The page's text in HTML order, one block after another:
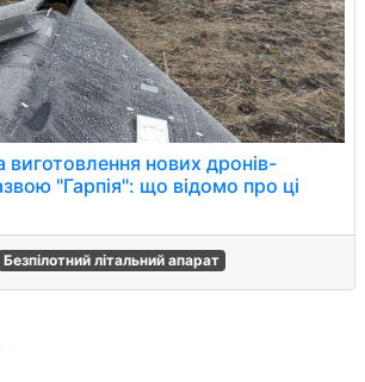
виготовлення нових дронів-
"Гарпія": що відомо про ці
Безпілотний літальний апарат